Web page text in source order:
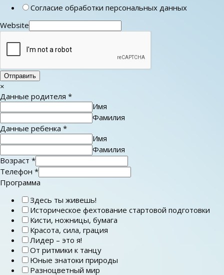
Согласие обработки персональных данных
Website
Отправить
×
Данные родителя *
Имя
Фамилия
Данные ребенка *
Имя
Фамилия
Возраст *
Телефон *
Программа
Здесь ты живешь!
Историческое фехтование стартовой подготовки
Кисти, ножницы, бумага
Красота, сила, грация
Лидер – это я!
От ритмики к танцу
Юные знатоки природы
Разноцветный мир